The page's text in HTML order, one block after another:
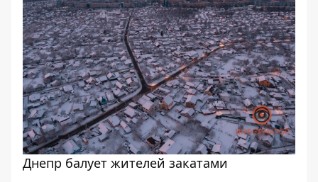
Днепр балует жителей закатами